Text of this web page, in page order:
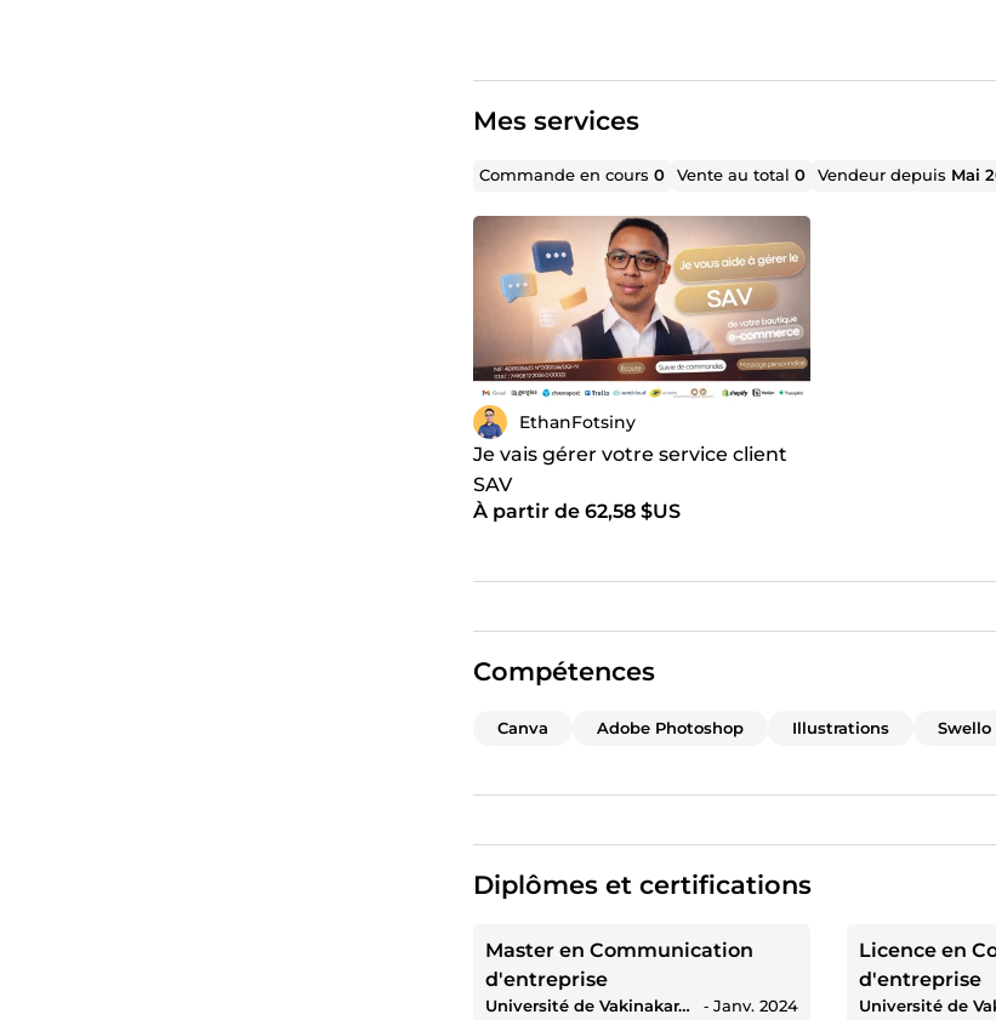
Mes services
Commande en cours0 Vente au total0 Vendeur depuis Mai
EthanFotsiny
Je vais gérer votre service client
SAV
À partir de 62,58 $US
Compétences
Canva Adobe Photoshop Illustrations Swello
Diplômes et certifications
Master en Communication
d'entreprise
Université de Vakinakaratra ‐ Janv. 2024
Licence en
d'entreprise
Université de